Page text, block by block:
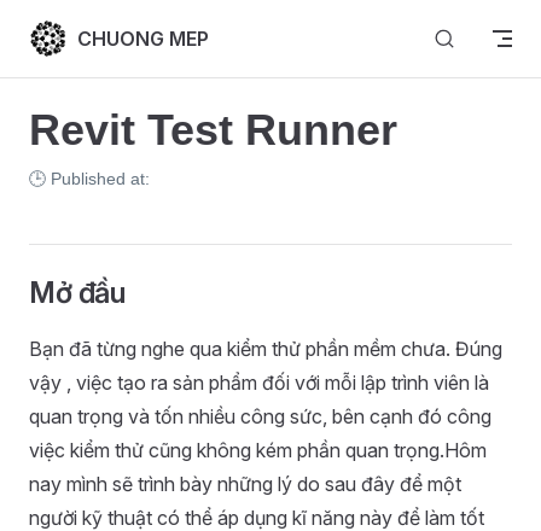
Skip to content
CHUONG MEP
Revit Test Runner
🕒 Published at:
Mở đầu
Bạn đã từng nghe qua kiểm thử phần mềm chưa. Đúng
vậy , việc tạo ra sản phẩm đối với mỗi lập trình viên là
quan trọng và tốn nhiều công sức, bên cạnh đó công
việc kiểm thử cũng không kém phần quan trọng.Hôm
nay mình sẽ trình bày những lý do sau đây để một
người kỹ thuật có thể áp dụng kĩ năng này để làm tốt